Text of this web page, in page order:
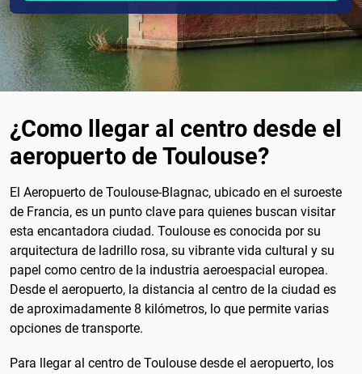
¿Como llegar al centro desde el
aeropuerto de Toulouse?
El Aeropuerto de Toulouse-Blagnac, ubicado en el suroeste
de Francia, es un punto clave para quienes buscan visitar
esta encantadora ciudad. Toulouse es conocida por su
arquitectura de ladrillo rosa, su vibrante vida cultural y su
papel como centro de la industria aeroespacial europea.
Desde el aeropuerto, la distancia al centro de la ciudad es
de aproximadamente 8 kilómetros, lo que permite varias
opciones de transporte.
Para llegar al centro de Toulouse desde el aeropuerto, los